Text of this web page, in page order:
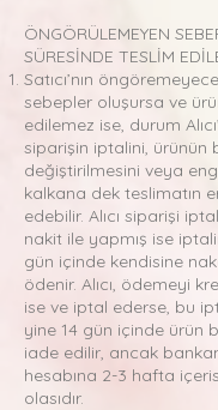
ÖNGÖRÜLEMEYEN
SÜRESİNDE TESLİM
Satıcı’nın
sebepler oluşursa ve
edilemez ise, durum
siparişin iptalini, ürünün
değiştirilmesini veya
kalkana dek teslimatın
edebilir. Alıcı siparişi
nakit ile yapmış ise
gün içinde kendisine
ödenir. Alıcı, ödemeyi
ise ve iptal ederse, bu
yine 14 gün içinde ürün
iade edilir, ancak
hesabına 2-3 hafta
olasıdır.